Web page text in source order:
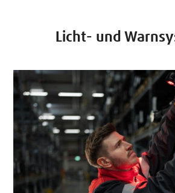
Licht- und